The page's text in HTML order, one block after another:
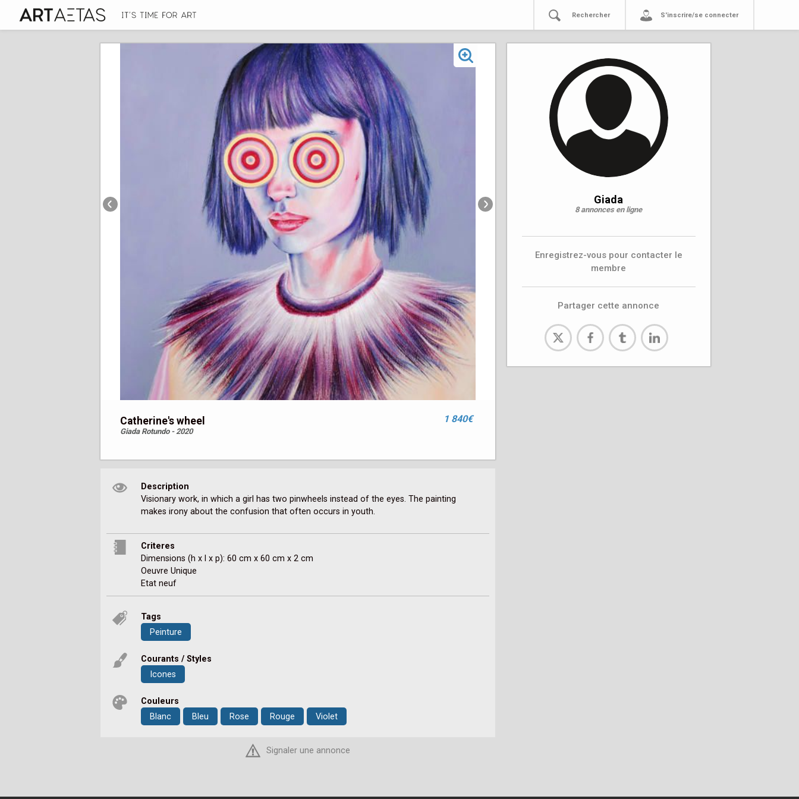
Rechercher S'inscrire/se connecter
Catherine's wheel
Giada Rotundo - 2020
1 840€
Description
Visionary work, in which a girl has two pinwheels instead of the eyes. The painting
makes irony about the confusion that often occurs in youth.
Criteres
Dimensions (h x l x p): 60 cm x 60 cm x 2 cm
Oeuvre Unique
Etat neuf
Tags
Peinture
Courants / Styles
Icones
Couleurs
Blanc
Bleu Rose Rouge Violet
Signaler une annonce
Giada
8 annonces en ligne
Enregistrez-vous pour contacter le
membre
Partager cette annonce